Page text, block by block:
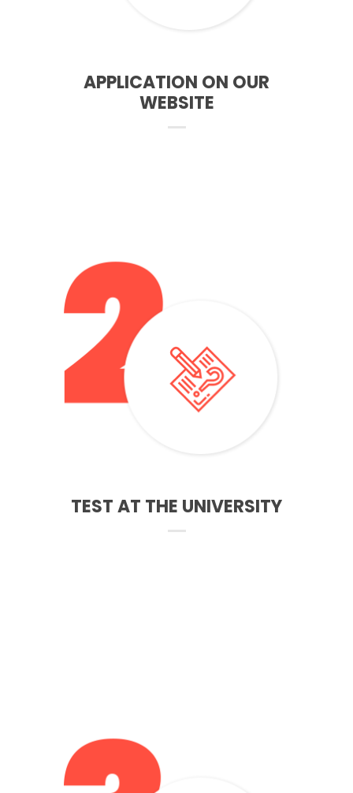
APPLICATION ON OUR
WEBSITE
TEST AT THE UNIVERSITY
– The test consists of reading, writing, listening to
– It takes place every Friday at the University of
Bedfordshire and lasts about 3 hours.
After receiving the results, we help to complete the
application of funding for studies to Student Finance
England. You can also apply for up to £17,000 in